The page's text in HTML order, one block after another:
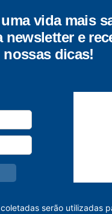
vida mais
newsletter e
nossas dicas!
serão utilizadas